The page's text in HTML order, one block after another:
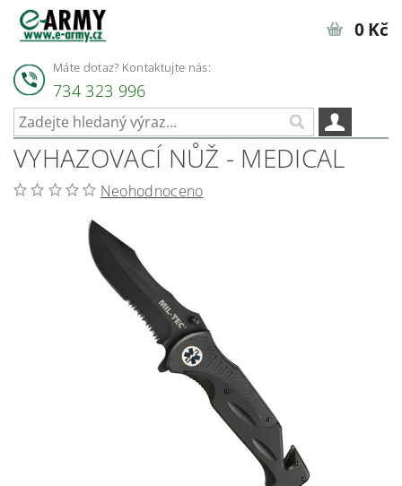
Máte dotaz? Kontaktujte nás:
734 323 996
0 Kč
VYHAZOVACÍ NŮŽ - MEDICAL
Neohodnoceno